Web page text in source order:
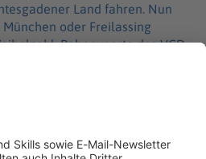
Land fahren. Nun
oder Freilassing
Bahnexperte des VCD
verringere sich die Attraktivität
aber um 80 Prozent.
dann schnell eine
oft nicht warteten.